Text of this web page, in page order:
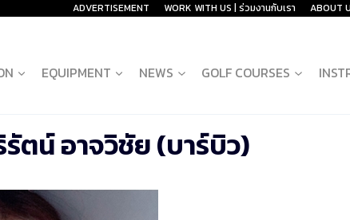
ADVERTISEMENT WORK WITH US | ร่วมงานกับเรา ABOUT
EQUIPMENT NEWS GOLF COURSES
ตน์ อาจวิชัย (บาร์บิว)